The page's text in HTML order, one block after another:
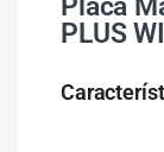
PLUS